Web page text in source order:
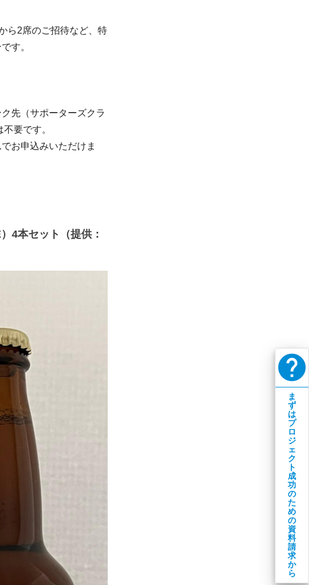
ら2席のご招待など、特
す。
先（サポーターズクラ
要です。
お申込みいただけま
4本セット（提供：
help
ま
ず
は
プ
ロ
ジ
ェ
ク
ト
成
功
の
た
め
の
資
料
請
求
か
ら